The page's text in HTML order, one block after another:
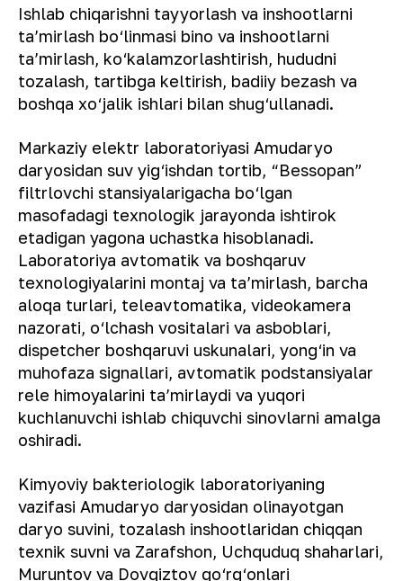
Ishlab chiqarishni tayyorlash va inshootlarni
ta’mirlash bo‘linmasi bino va inshootlarni
ta’mirlash, ko‘kalamzorlashtirish, hududni
tozalash, tartibga keltirish, badiiy bezash va
boshqa xo‘jalik ishlari bilan shug‘ullanadi.
Markaziy elektr laboratoriyasi Amudaryo
daryosidan suv yig‘ishdan tortib, “Bessopan”
filtrlovchi stansiyalarigacha bo‘lgan
masofadagi texnologik jarayonda ishtirok
etadigan yagona uchastka hisoblanadi.
Laboratoriya avtomatik va boshqaruv
texnologiyalarini montaj va ta’mirlash, barcha
aloqa turlari, teleavtomatika, videokamera
nazorati, o‘lchash vositalari va asboblari,
dispetcher boshqaruvi uskunalari, yong‘in va
muhofaza signallari, avtomatik podstansiyalar
rele himoyalarini ta’mirlaydi va yuqori
kuchlanuvchi ishlab chiquvchi sinovlarni amalga
oshiradi.
Kimyoviy bakteriologik laboratoriyaning
vazifasi Amudaryo daryosidan olinayotgan
daryo suvini, tozalash inshootlaridan chiqqan
texnik suvni va Zarafshon, Uchquduq shaharlari,
Muruntov va Dovgiztov qo‘rg‘onlari